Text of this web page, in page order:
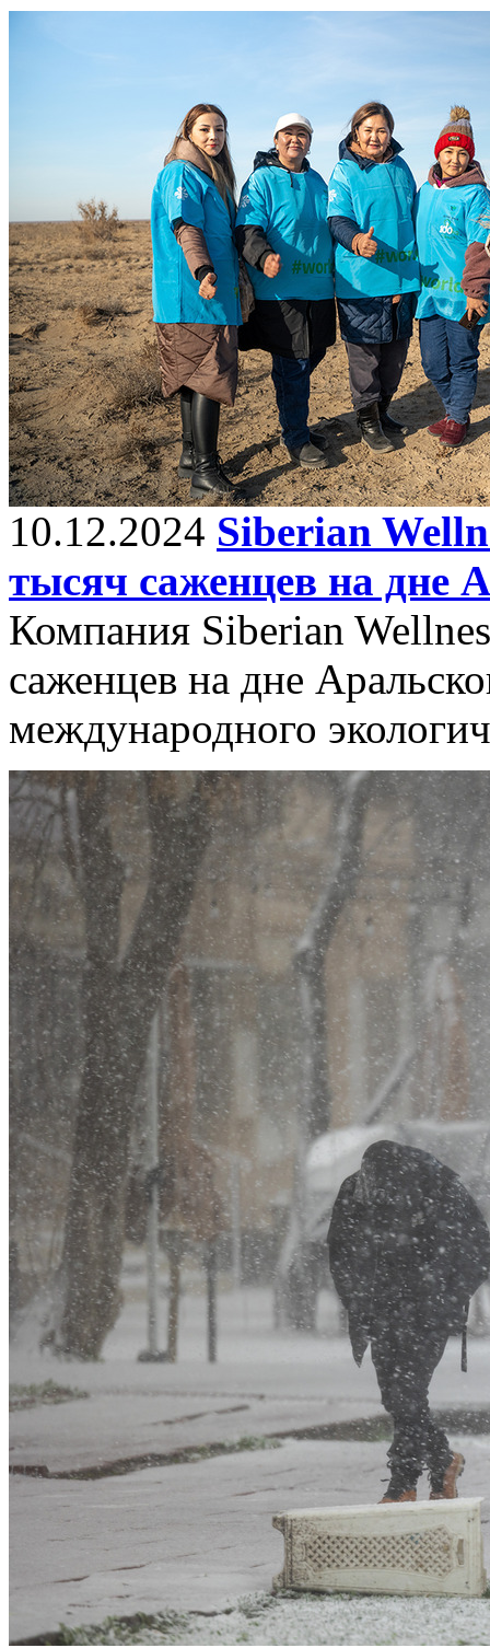
10.12.2024 Siberian
тысяч саженцев на дне
Компания Siberian
саженцев на дне
международного